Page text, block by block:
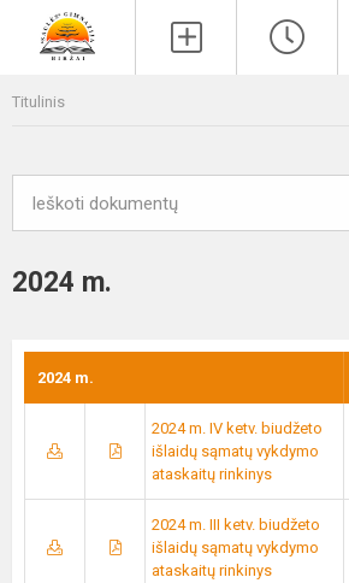
Titulinis
2024 m.
2024 m.
2024 m. IV ketv. biudžeto
išlaidų sąmatų vykdymo
ataskaitų rinkinys
2024 m. III ketv. biudžeto
išlaidų sąmatų vykdymo
ataskaitų rinkinys